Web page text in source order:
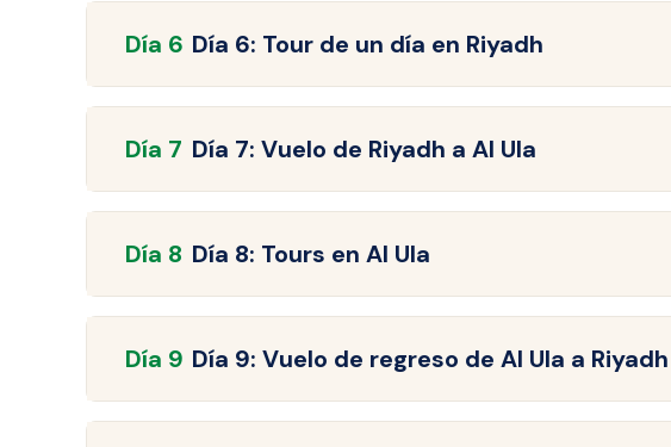
Día 6 Día 6: Tour de un día en Riyadh
Día 7 Día 7: Vuelo de Riyadh a Al Ula
Día 8 Día 8: Tours en Al Ula
Día 9 Día 9: Vuelo de regreso de Al Ula a Riyadh